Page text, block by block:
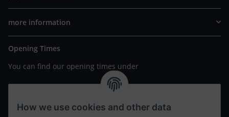
more information
Opening Times
You can find our opening times under
https://www.wannavapor.de/Filialen
your personal site
How we use cookies and other data